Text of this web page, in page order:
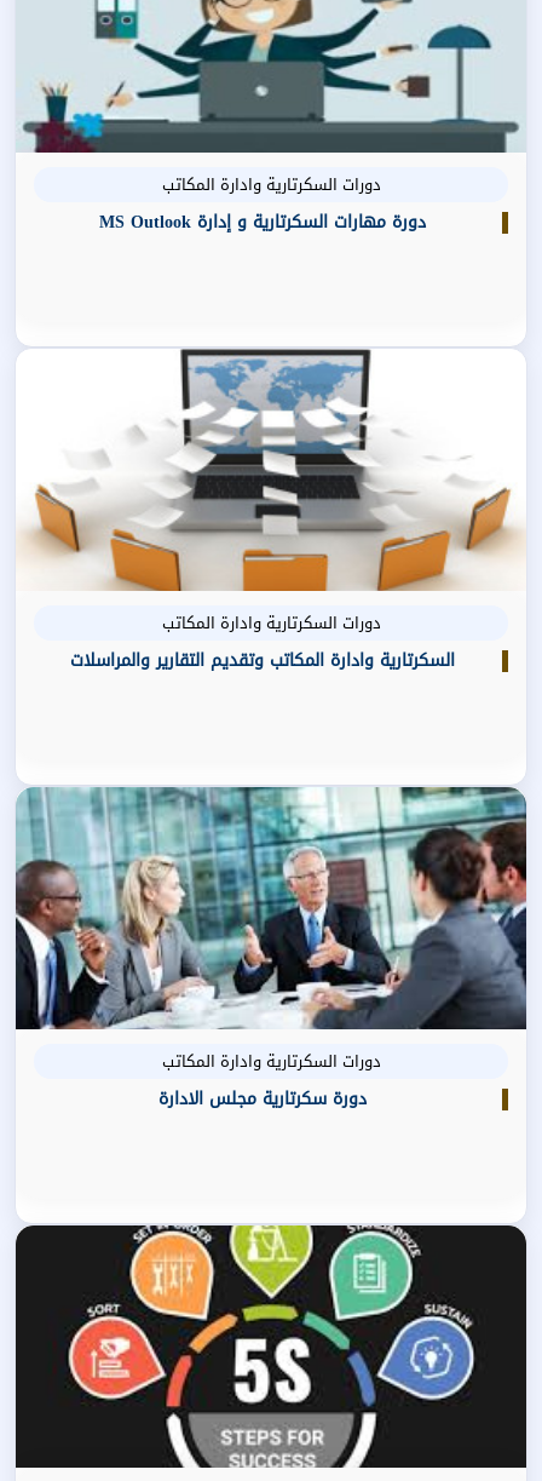
دورات السكرتارية وادارة المكاتب
دورة مهارات السكرتارية و إدارة MS Outlook
دورات السكرتارية وادارة المكاتب
السكرتارية وادارة المكاتب وتقديم التقارير والمراسلات
دورات السكرتارية وادارة المكاتب
دورة سكرتارية مجلس الادارة